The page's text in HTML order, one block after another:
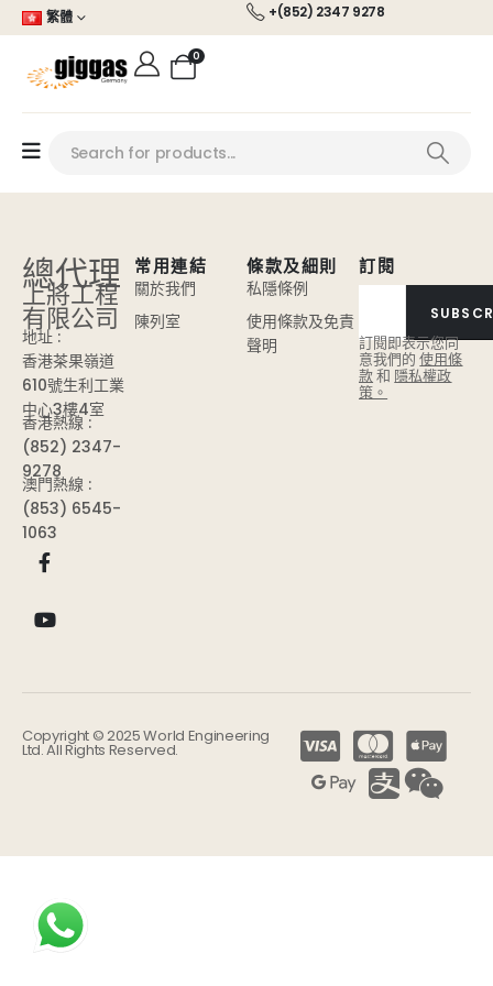
繁體 +(852) 2347 9278
0
總代理
上將工程
有限公司
地址 :
香港茶果嶺道
610號生利工業
中心3樓4室
香港熱線 :
(852) 2347-
9278
澳門熱線 :
(853) 6545-
1063
訂閱
訂閱即表示您同
意我們的使用條
款和 隱私權政
策。
常用連結
關於我們
陳列室
條款及細則
私隱條例
使用條款及免責
聲明
Copyright © 2025 World Engineering
Ltd. All Rights Reserved.